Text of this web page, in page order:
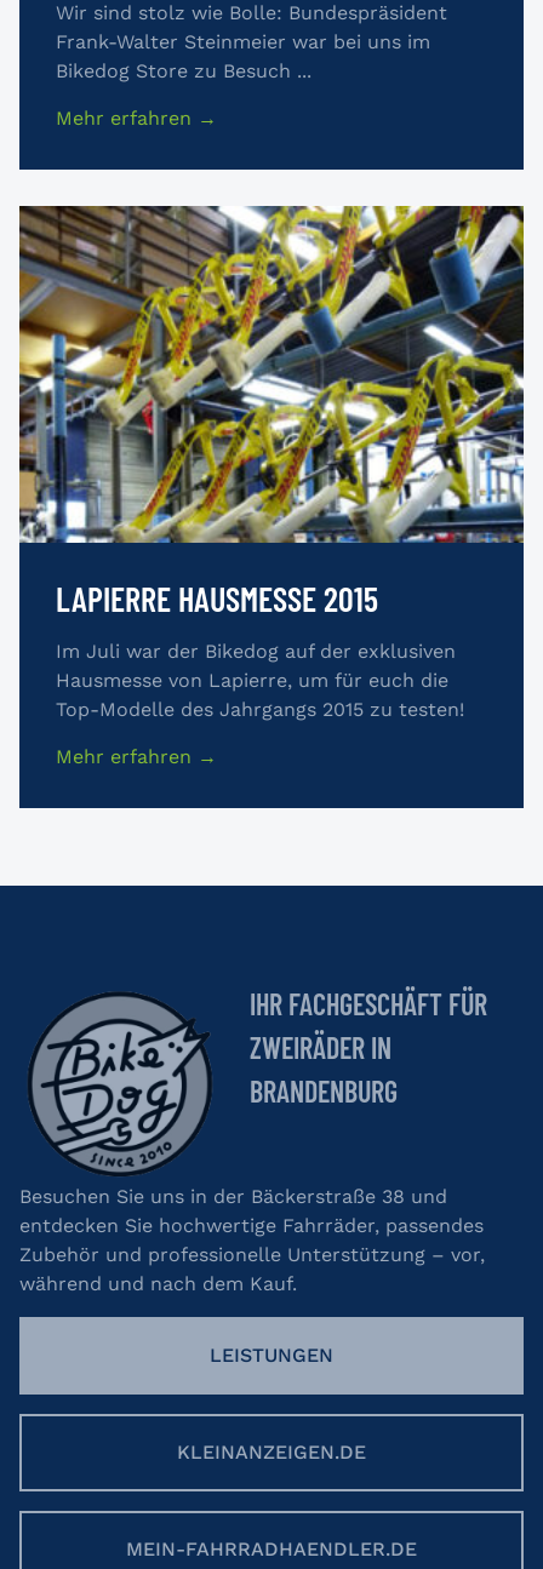
Wir sind stolz wie Bolle: Bundespräsident
Frank-Walter Steinmeier war bei uns im
Bikedog Store zu Besuch ...
Mehr erfahren →
LAPIERRE HAUSMESSE 2015
Im Juli war der Bikedog auf der exklusiven
Hausmesse von Lapierre, um für euch die
Top-Modelle des Jahrgangs 2015 zu testen!
Mehr erfahren →
IHR FACHGESCHÄFT FÜR
ZWEIRÄDER IN
BRANDENBURG
Besuchen Sie uns in der Bäckerstraße 38 und
entdecken Sie hochwertige Fahrräder, passendes
Zubehör und professionelle Unterstützung – vor,
während und nach dem Kauf.
LEISTUNGEN
KLEINANZEIGEN.DE
MEIN-FAHRRADHAENDLER.DE